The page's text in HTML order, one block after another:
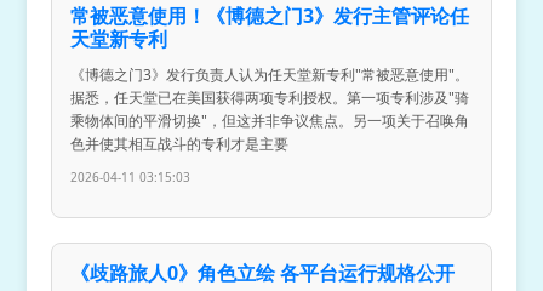
常被恶意使用！《博德之门3》发行主管评论任
天堂新专利
《博德之门3》发行负责人认为任天堂新专利"常被恶意使用"。
据悉，任天堂已在美国获得两项专利授权。第一项专利涉及"骑
乘物体间的平滑切换"，但这并非争议焦点。另一项关于召唤角
色并使其相互战斗的专利才是主要
2026-04-11 03:15:03
《歧路旅人0》角色立绘 各平台运行规格公开